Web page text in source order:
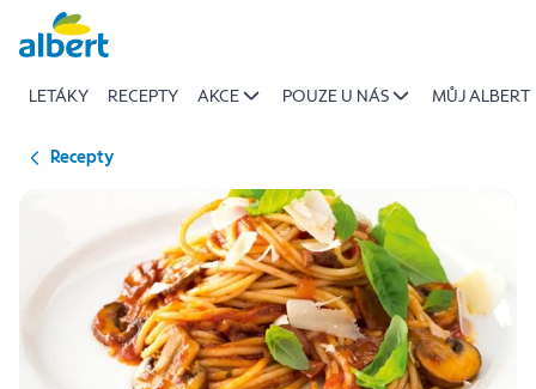
Přeskočit
LETÁKY RECEPTY AKCE POUZE U NÁS MŮJ ALBERT
Recepty